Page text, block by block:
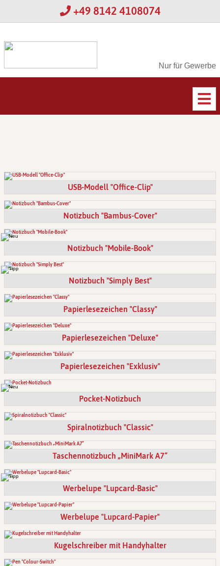
+49 8142 4108074
Nur für Gewerbe
USB-Modell "Office-Clip"
Notizbuch "Bambus-Cover"
Notizbuch "Mobile-Book"
Notizbuch "Simply Best"
Papierlesezeichen "Classy"
Papierlesezeichen "Deluxe"
Papierlesezeichen "Exklusiv"
Pocket-Notizbuch
Spiralnotizbuch "Classic"
Taschennotizbuch „MiniMark A7“
Werbelupe "Lupcard-Basic"
Werbelupe "Lupcard-Papier"
Kugelschreiber mit Handyhalter